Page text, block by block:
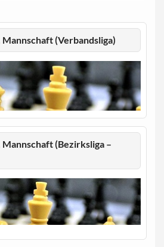
(Verbandsliga)
(Bezirksliga –